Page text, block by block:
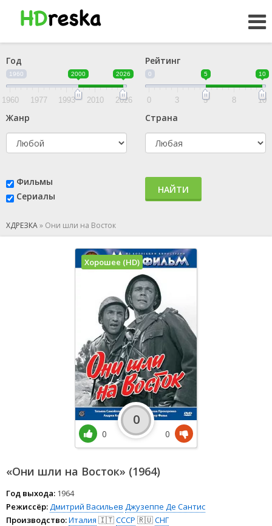
Год
1960 2000 2026
1960 1977 1993 2010 2026
Рейтинг
0 5 10
0 3 5 8 10
Жанр Страна
Фильмы
Сериалы
НАЙТИ
ХДРЕЗКА» Они шли на Восток
«Они шли на Восток» (1964)
Год выхода: 1964
Режиссёр:Дмитрий Васильев Джузеппе Де Сантис
Производство:Италия 🇮🇹СССР 🇷🇺СНГ
Хорошее (HD)
0
0
0